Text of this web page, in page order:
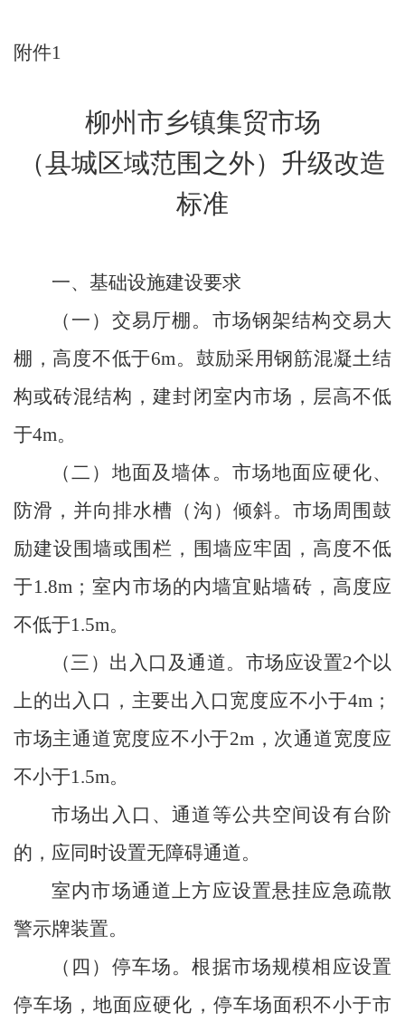
附件1
柳州市乡镇集贸市场
（县城区域范围之外）升级改造
标准
一、基础设施建设要求
（一）交易厅棚。 市场钢架结构交易大
棚，高度不低于6m。鼓励采用钢筋混凝土结
构或砖混结构，建封闭室内市场，层高不低
于4m。
（二）地面及墙体。 市场地面应硬化、
防滑，并向排水槽（沟）倾斜。市场周围鼓
励建设围墙或围栏，围墙应牢固，高度不低
于1.8m ；室内市场的内墙宜贴墙砖，高度应
不低于1.5m。
（三）出入口及通道。 市场应设置2个以
上的出入口，主要出入口宽度应不小于4m ；
市场主通道宽度应不小于2m，次通道宽度应
不小于1.5m。
市场出入口、通道等公共空间设有台阶
的，应同时设置无障碍通道。
室内市场通道上方应设置悬挂应急疏散
警示牌装置。
（四）停车场。根据市场规模相应设置
停车场，地面应硬化，停车场面积不小于市